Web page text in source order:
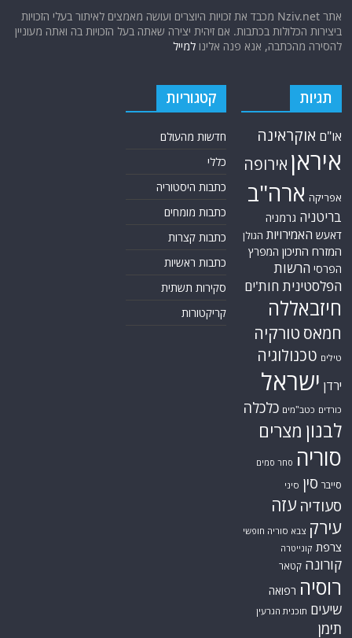
אתר Nziv.net מכבד את זכויות היוצרים ועושה מאמצים לאיתור בעלי הזכויות
ביצירות הכלולות בכתבות. אם זיהית יצירה שאתה בעל הזכויות בה ואתה מעוניין
להסירה מהכתבה, אנא פנה אלינולמייל
תגיות
או"ם אוקראינה
איראן אירופה
אפריקה ארה"ב
בריטניה גרמניה
דאעש האמירויות הגולן
המזרח התיכון המפרץ
הפרסי הרשות
הפלסטינית חות'ים
חיזבאללה
חמאס טורקיה
טילים טכנולוגיה
ירדן ישראל
כורדים כטב"מים כלכלה
לבנון מצרים
סוריה סחר סמים
סייבר סין סיני
סעודיה עזה
עירק צבא סוריה חופשי
צרפת קונייטרה
קורונה קטאר
רוסיה רפואה
שיעים תוכנית הגרעין
תימן
קטגוריות
חדשות מהעולם
כללי
כתבות היסטוריה
כתבות מומחים
כתבות קצרות
כתבות ראשיות
סקירות תשתית
קריקטורות